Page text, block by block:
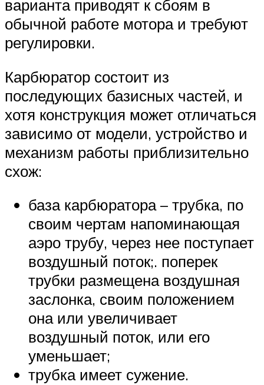
варианта приводят к сбоям в
обычной работе мотора и требуют
регулировки.
Карбюратор состоит из
последующих базисных частей, и
хотя конструкция может отличаться
зависимо от модели, устройство и
механизм работы приблизительно
схож:
база карбюратора – трубка, по
своим чертам напоминающая
аэро трубу, через нее поступает
воздушный поток;. поперек
трубки размещена воздушная
заслонка, своим положением
она или увеличивает
воздушный поток, или его
уменьшает;
трубка имеет сужение.